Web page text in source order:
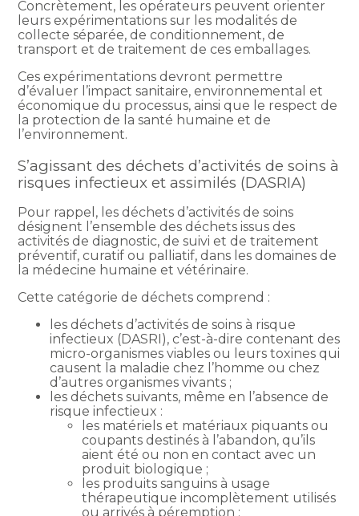
Concrètement, les opérateurs peuvent orienter
leurs expérimentations sur les modalités de
collecte séparée, de conditionnement, de
transport et de traitement de ces emballages.
Ces expérimentations devront permettre
d’évaluer l’impact sanitaire, environnemental et
économique du processus, ainsi que le respect de
la protection de la santé humaine et de
l’environnement.
S’agissant des déchets d’activités de soins à
risques infectieux et assimilés (DASRIA)
Pour rappel, les déchets d’activités de soins
désignent l’ensemble des déchets issus des
activités de diagnostic, de suivi et de traitement
préventif, curatif ou palliatif, dans les domaines de
la médecine humaine et vétérinaire.
Cette catégorie de déchets comprend :
les déchets d’activités de soins à risque
infectieux (DASRI), c’est-à-dire contenant des
micro-organismes viables ou leurs toxines qui
causent la maladie chez l’homme ou chez
d’autres organismes vivants ;
les déchets suivants, même en l’absence de
risque infectieux :
les matériels et matériaux piquants ou
coupants destinés à l’abandon, qu’ils
aient été ou non en contact avec un
produit biologique ;
les produits sanguins à usage
thérapeutique incomplètement utilisés
ou arrivés à péremption ;